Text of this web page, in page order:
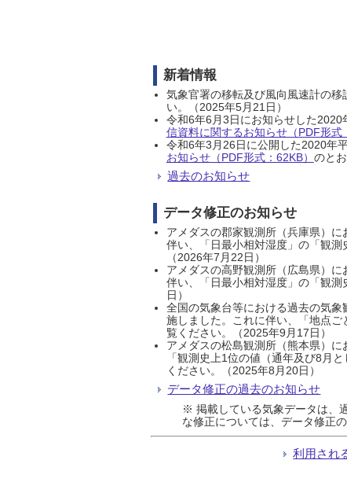
新着情報
気象官署の移転及び風向風速計の
い。（2025年5月21日）
令和6年6月3日にお知らせした
信資料に関するお知らせ（PDF形式
令和6年3月26日に公開した2020年
お知らせ（PDF形式：62KB） のと
過去のお知らせ
データ修正のお知らせ
アメダスの郡家観測所（兵庫県）
伴い、「日最小相対湿度」の「観測
（2026年7月22日）
アメダスの高野観測所（広島県）
伴い、「日最小相対湿度」の「観
日）
全国の気象台等における過去の気
施しました。これに伴い、「地点
覧ください。（2025年9月17日）
アメダスの松島観測所（熊本県）
「観測史上1位の値（通年及び8月
ください。（2025年8月20日）
データ修正の過去のお知らせ
※ 掲載している気象データは、
な修正については、データ修正
利用され